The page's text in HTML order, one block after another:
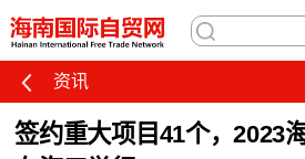
资讯
签约重大项目41个，2023